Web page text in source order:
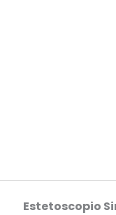
Estetoscopio